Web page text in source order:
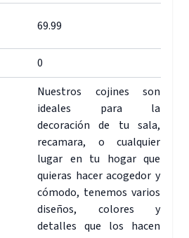
69.99
0
Nuestros cojines son
ideales para la
decoración de tu sala,
recamara, o cualquier
lugar en tu hogar que
quieras hacer acogedor y
cómodo, tenemos varios
diseños, colores y
detalles que los hacen